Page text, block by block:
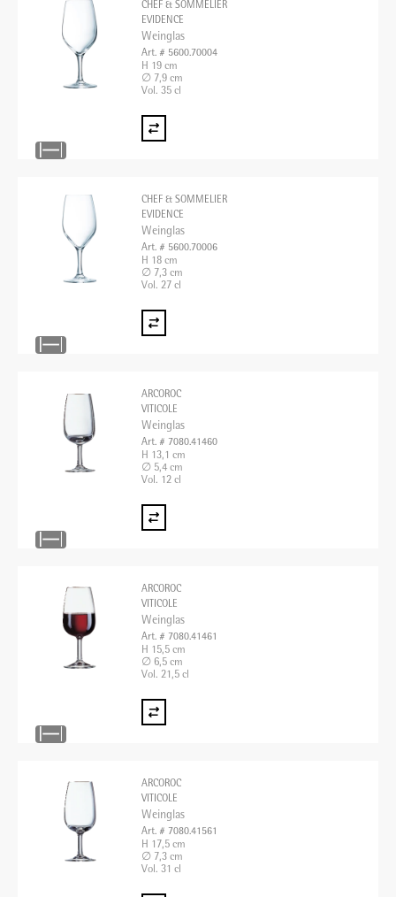
CHEF & SOMMELIER
EVIDENCE
Weinglas
Art. # 5600.70004
H 19 cm
∅ 7,9 cm
Vol. 35 cl
CHEF & SOMMELIER
EVIDENCE
Weinglas
Art. # 5600.70006
H 18 cm
∅ 7,3 cm
Vol. 27 cl
ARCOROC
VITICOLE
Weinglas
Art. # 7080.41460
H 13,1 cm
∅ 5,4 cm
Vol. 12 cl
ARCOROC
VITICOLE
Weinglas
Art. # 7080.41461
H 15,5 cm
∅ 6,5 cm
Vol. 21,5 cl
ARCOROC
VITICOLE
Weinglas
Art. # 7080.41561
H 17,5 cm
∅ 7,3 cm
Vol. 31 cl